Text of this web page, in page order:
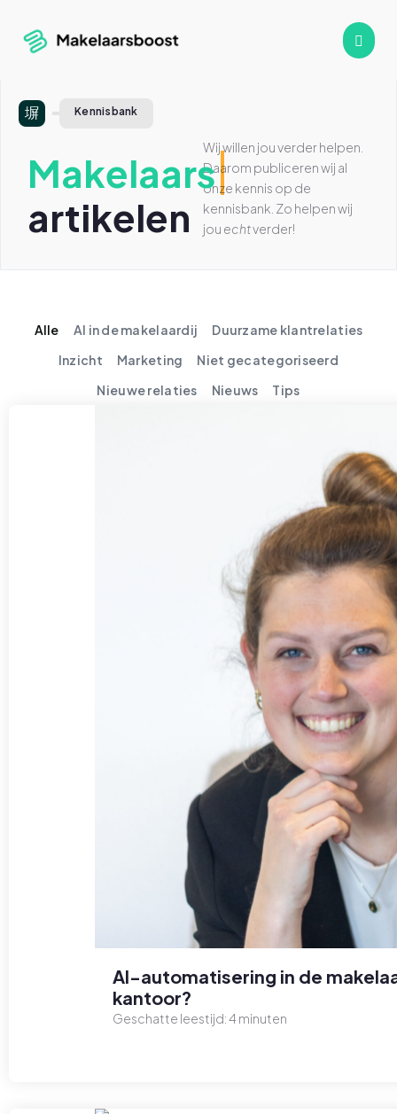
Kennisbank
Makelaars
artikelen
Wij willen jou verder helpen.
Daarom publiceren wij al
onze kennis op de
kennisbank. Zo helpen wij
jou echtverder!
AI in de makelaardij
Duurzame klantrelaties
Inzicht
Marketing
Niet gecategoriseerd
Nieuwe relaties
Nieuws Tips
Alle
AI-automatisering in de
kantoor?
Geschatte leestijd:4 minuten